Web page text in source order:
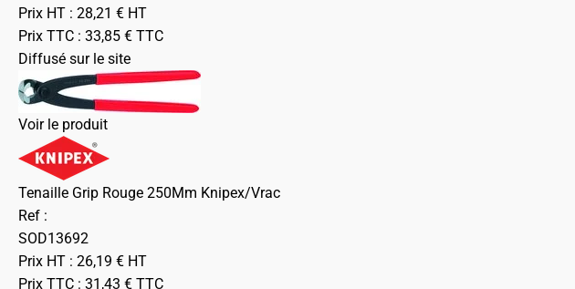
Prix HT : 28,21 € HT
Prix TTC : 33,85 € TTC
Diffusé sur le site
Voir le produit
Tenaille Grip Rouge 250Mm Knipex/Vrac
Ref :
SOD13692
Prix HT : 26,19 € HT
Prix TTC : 31,43 € TTC